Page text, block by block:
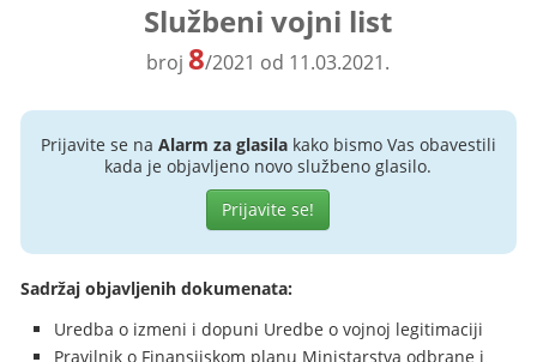
Službeni vojni list
broj8/2021 od 11.03.2021.
Prijavite se na Alarm za glasilakako bismo Vas obavestili
kada je objavljeno novo službeno glasilo.
Prijavite se!
Sadržaj objavljenih dokumenata:
Uredba o izmeni i dopuni Uredbe o vojnoj legitimaciji
Pravilnik o Finansijskom planu Ministarstva odbrane i